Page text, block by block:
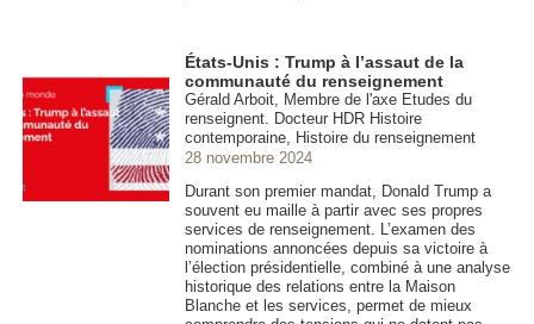
États-Unis : Trump à l’assaut de la
communauté du renseignement
Gérald Arboit, Membre de l'axe Etudes du
renseignent. Docteur HDR Histoire
contemporaine, Histoire du renseignement
28 novembre 2024
Durant son premier mandat, Donald Trump a
souvent eu maille à partir avec ses propres
services de renseignement. L’examen des
nominations annoncées depuis sa victoire à
l’élection présidentielle, combiné à une analyse
historique des relations entre la Maison
Blanche et les services, permet de mieux